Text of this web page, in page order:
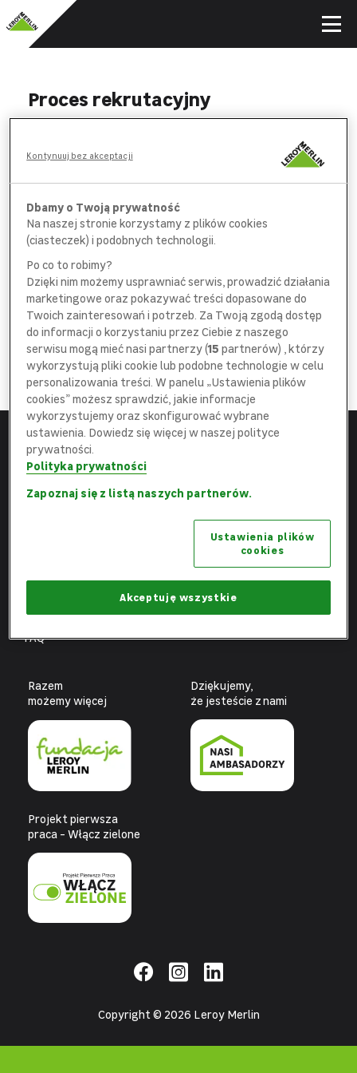
Proces rekrutacyjny
ankietę na wybranych stanowiskach
POROZMAWIAJ
z pracownikiem działu rekrutacji
SPOTKAJ SIĘ
z bezpośrednimprzełożonym
DOŁĄCZ
do najlepszej Ekipy
Menu
Strona główna
Fachowcy
FAQ
leroymerlin.pl
Fundacja Leroy Merlin
Biuro prasowe
Ochrona danych osobowych
Razem
możemy więcej
Dziękujemy,
że jesteście z nami
Projekt pierwsza
praca - Włącz zielone
Copyright © 2026 Leroy Merlin
Dbamy o Twoją prywatność
Na naszej stronie korzystamy z plików cookies
(ciasteczek) i podobnych technologii.
Po co to robimy?
Dzięki nim możemy usprawniać serwis, prowadzić działania
marketingowe oraz pokazywać treści dopasowane do
Twoich zainteresowań i potrzeb. Za Twoją zgodą dostęp
do informacji o korzystaniu przez Ciebie z naszego
serwisu mogą mieć nasi partnerzy (15 partnerów) , którzy
wykorzystują pliki cookie lub podobne technologie w celu
personalizowania treści. W panelu „Ustawienia plików
cookies” możesz sprawdzić, jakie informacje
wykorzystujemy oraz skonfigurować wybrane
ustawienia. Dowiedz się więcej w naszej polityce
prywatności.
Polityka prywatności
Zapoznaj się z listą naszych partnerów.
Ustawienia plików
cookies
Akceptuję wszystkie
Kontynuuj bez akceptacji